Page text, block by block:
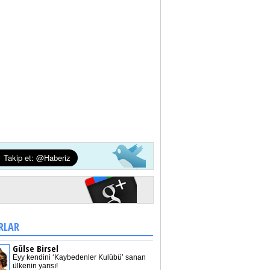
Gülse Birsel
Eyy kendini ‘Kaybedenler Kulübü’ sanan
ülkenin yarısı!